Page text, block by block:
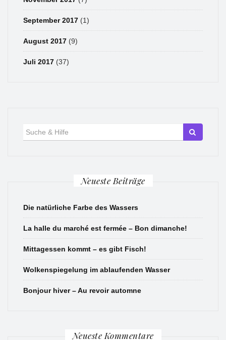
September 2017 (1)
August 2017 (9)
Juli 2017 (37)
für:
Neueste Beiträge
Die natürliche Farbe des Wassers
La halle du marché est fermée – Bon dimanche!
Mittagessen kommt – es gibt Fisch!
Wolkenspiegelung im ablaufenden Wasser
Bonjour hiver – Au revoir automne
Neueste Kommentare